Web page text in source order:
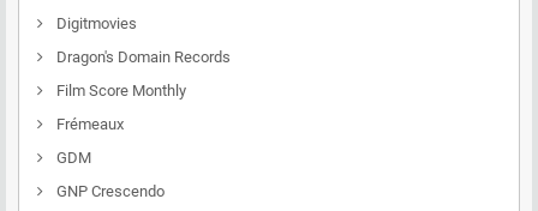
Digitmovies
Dragon's Domain Records
Film Score Monthly
Frémeaux
GDM
GNP Crescendo